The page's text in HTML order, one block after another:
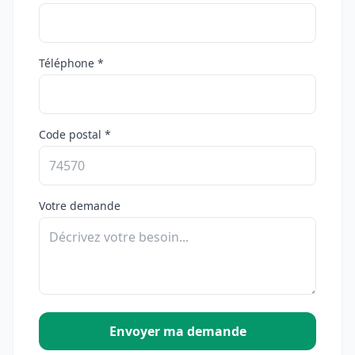
Téléphone *
Code postal *
Votre demande
Envoyer ma demande